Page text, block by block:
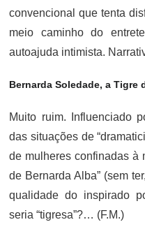
convencional que tenta
meio caminho do
autoajuda intimista.
Bernarda Soledade, a Tigre
Muito ruim. Influenciado
das situações de
de mulheres confinadas à
de Bernarda Alba” (sem
qualidade do inspirado
seria “tigresa”?… (F.M.)